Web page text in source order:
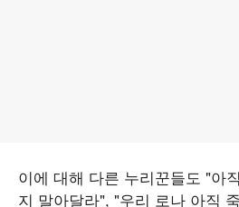
이에 대해 다른 누리꾼들도 "아
지 말아달라", "우리 로나 아직